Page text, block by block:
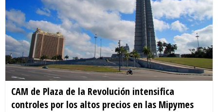
CAM de Plaza de la Revolución intensifica
controles por los altos precios en las Mipymes